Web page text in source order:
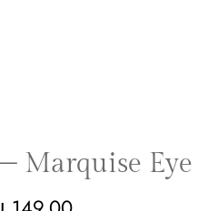
Marquise Eye – עגילי מרקיז